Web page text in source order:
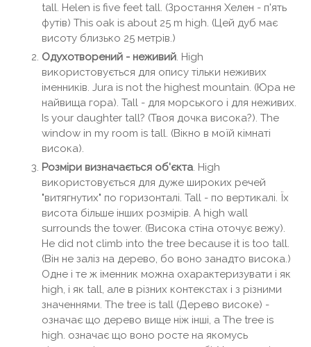
tall. Helen is five feet tall. (Зростання Хелен - п'ять
футів) This oak is about 25 m high. (Цей дуб має
висоту близько 25 метрів.)
Одухотворений - неживий. High
використовується для опису тільки неживих
іменників. Jura is not the highest mountain. (Юра не
найвища гора). Tall - для морського і для неживих.
Is your daughter tall? (Твоя дочка висока?). The
window in my room is tall. (Вікно в моїй кімнаті
висока).
Розміри визначається об'єкта. High
використовується для дуже широких речей
"витягнутих" по горизонталі. Tall - по вертикалі. Їх
висота більше інших розмірів. A high wall
surrounds the tower. (Висока стіна оточує вежу).
He did not climb into the tree because it is too tall.
(Він не заліз на дерево, бо воно занадто висока.)
Одне і те ж іменник можна охарактеризувати і як
high, і як tall, але в різних контекстах і з різними
значеннями. The tree is tall (Дерево високе) -
означає що дерево вище ніж інші, а The tree is
high. означає що воно росте на якомусь